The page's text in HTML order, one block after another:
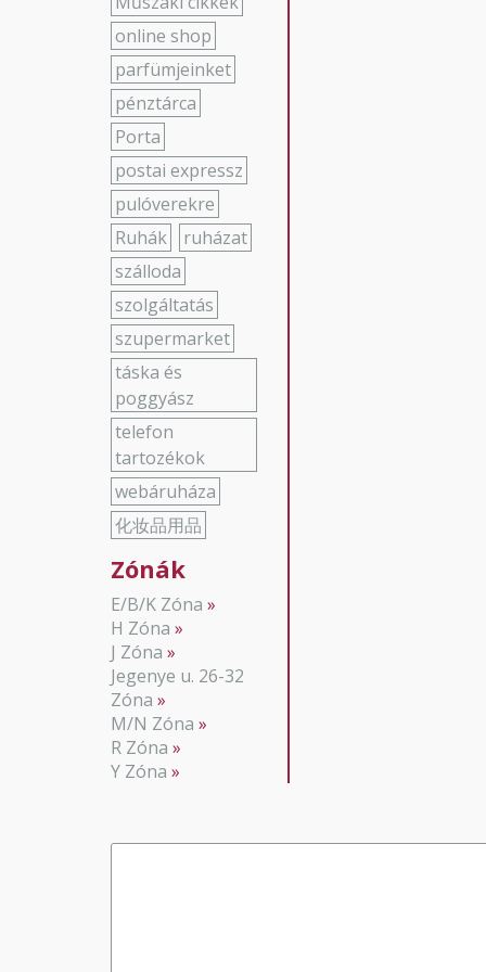
online shop
parfümjeinket
pénztárca
Porta
postai expressz
pulóverekre
Ruhák
ruházat
szálloda
szolgáltatás
szupermarket
táska és
poggyász
telefon
tartozékok
webáruháza
化妆品用品
Zónák
E/B/K Zóna
H Zóna
J Zóna
Jegenye u. 26-32
Zóna
M/N Zóna
R Zóna
Y Zóna